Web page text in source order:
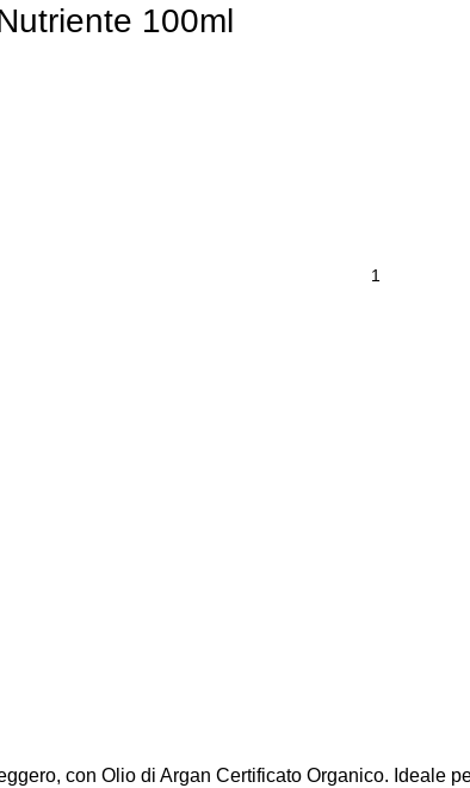
100ml
con Olio di Argan Certificato Organico. Ideale